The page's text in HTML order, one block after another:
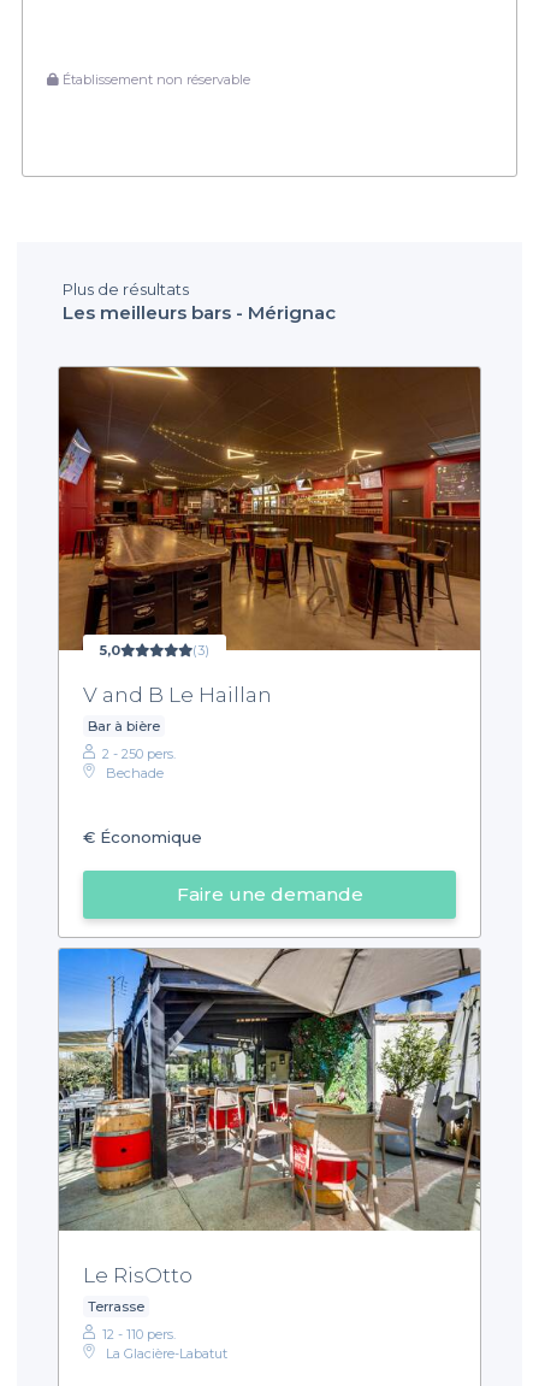
Établissement non réservable
Plus de résultats
Les meilleurs bars - Mérignac
5,0 (3)
V and B Le Haillan
Bar à bière
2 - 250 pers.
Bechade
€ Économique
Faire une demande
Le RisOtto
Terrasse
12 - 110 pers.
La Glacière-Labatut